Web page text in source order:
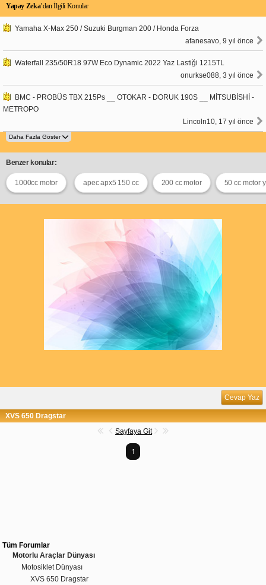
Yapay Zeka’dan İlgili Konular
Yamaha X-Max 250 / Suzuki Burgman 200 / Honda Forza
afanesavo, 9 yıl önce
Waterfall 235/50R18 97W Eco Dynamic 2022 Yaz Lastiği 1215TL
onurkse088, 3 yıl önce
BMC - PROBÜS TBX 215Ps __ OTOKAR - DORUK 190S __ MİTSUBİSHİ -
METROPO
Lincoln10, 17 yıl önce
Benzer konular:
1000cc motor apec apx5 150 cc 200 cc motor 50 cc motor
Cevap Yaz
XVS 650 Dragstar
Sayfaya Git
1
Tüm Forumlar
Motorlu Araçlar Dünyası
Motosiklet Dünyası
XVS 650 Dragstar